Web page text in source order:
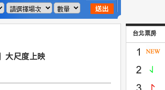
大尺度上映
台北票房